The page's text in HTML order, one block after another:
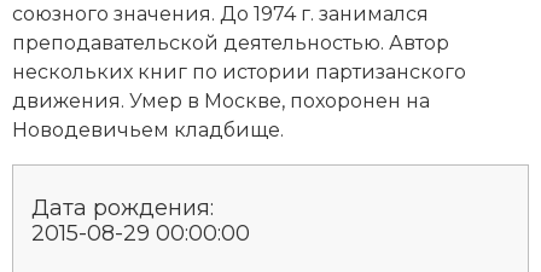
союзного значения. До 1974 г. занимался
преподавательской деятельностью. Автор
нескольких книг по истории партизанского
движения. Умер в Москве, похоронен на
Новодевичьем кладбище.
Дата рождения:
2015-08-29 00:00:00